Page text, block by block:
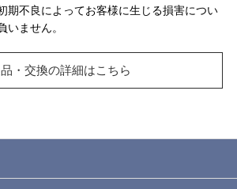
期不良によってお客様に生じる損害につい
いません。
・交換の詳細はこちら